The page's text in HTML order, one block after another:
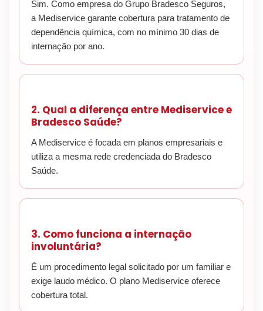
Sim. Como empresa do Grupo Bradesco Seguros,
a Mediservice garante cobertura para tratamento de
dependência química, com no mínimo 30 dias de
internação por ano.
2. Qual a diferença entre Mediservice e
Bradesco Saúde?
A Mediservice é focada em planos empresariais e
utiliza a mesma rede credenciada do Bradesco
Saúde.
3. Como funciona a internação
involuntária?
É um procedimento legal solicitado por um familiar e
exige laudo médico. O plano Mediservice oferece
cobertura total.